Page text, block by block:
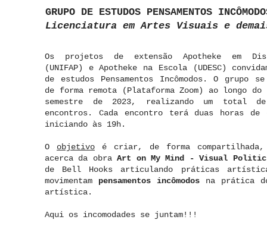
GRUPO DE ESTUDOS PENSAMENTOS
Licenciatura em Artes Visuais e
Os projetos de extensão Apotheke em
(UNIFAP) e Apotheke na Escola (UDESC)
de estudos Pensamentos Incômodos. O grupo
de forma remota (Plataforma Zoom) ao longo
semestre de 2023, realizando um total
encontros. Cada encontro terá duas horas de
iniciando às 19h.
O objetivo é criar, de forma compartilhada,
acerca da obraArt on My Mind - Visual
de Bell Hooks articulando práticas
movimentam pensamentos incômodos na prática
artística.
Aqui os incomodades se juntam!!!